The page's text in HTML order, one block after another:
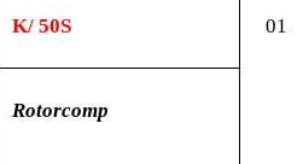
K/ 50S 01
Rotorcomp